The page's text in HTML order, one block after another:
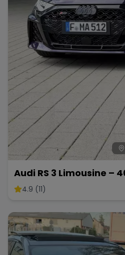
Audi RS 3 Limousine –
4.9 (11)